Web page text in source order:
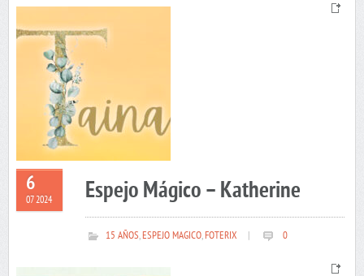
6
07 2024 Espejo Mágico – Katherine
15 AÑOS,ESPEJO MAGICO,FOTERIX 0